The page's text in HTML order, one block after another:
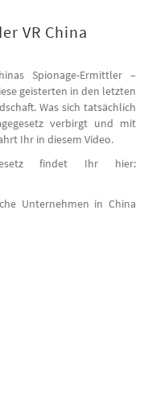
VR China
Spionage-Ermittler –
geisterten in den letzten
Was sich tatsächlich
verbirgt und mit
Ihr in diesem Video.
findet Ihr hier:
Unternehmen in China
VR China (YouTube)